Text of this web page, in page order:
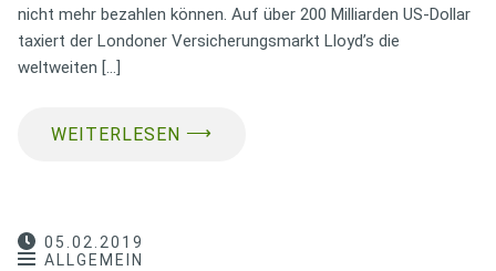
nicht mehr bezahlen können. Auf über 200 Milliarden US-Dollar
taxiert der Londoner Versicherungsmarkt Lloyd’s die
weltweiten […]
WEITERLESEN ⟶
05.02.2019
ALLGEMEIN